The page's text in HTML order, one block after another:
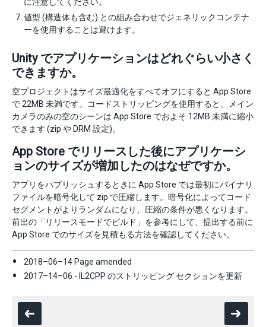
値型 (構造体も含む) との組み合わせでジェネリックコンテナ
ーを使用することは避けます。
Unity でアプリケーションはどれぐらい小さく
できますか。
空プロジェクトはサイズ最適化をすべてオフにすると App Store
で 22MB 未満です。コードストリッピングを使用すると、メイン
カメラのみの空のシーンは App Store でおよそ 12MB 未満に縮小
できます (zip や DRM 設定)。
App Store でリリースした後にアプリケーシ
ョンのサイズが増加したのはなぜですか。
アプリをパブリッシュするときに App Store では最初にバイナリ
ファイルを暗号化して zip で圧縮します。暗号化によってコード
セグメントがよりランダムになり、圧縮の条件が悪くなります。
前出の「リリースモードでビルド」を参考にして、提出する前に
App Store でのサイズを見積もる方法を確認してください。
2018–06–14 Page amended
2017–14–06 - IL2CPP のストリッピング セクションを更新